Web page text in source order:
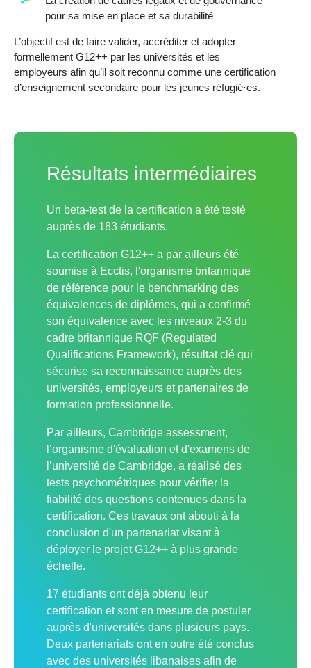
pour sa mise en place et sa durabilité
L’objectif est de faire valider, accréditer et adopter
formellement G12++ par les universités et les
employeurs afin qu’il soit reconnu comme une certification
d’enseignement secondaire pour les jeunes réfugié·es.
Résultats intermédiaires
Un beta-test de la certification a été testé
auprès de 183 étudiants.
La certification G12++ a par ailleurs été
soumise à Ecctis, l'organisme britannique
de référence pour le benchmarking des
équivalences de diplômes, qui a confirmé
son équivalence avec les niveaux 2-3 du
cadre britannique RQF (Regulated
Qualifications Framework), résultat clé qui
sécurise sa reconnaissance auprès des
universités, employeurs et partenaires de
formation professionnelle.
Par ailleurs, Cambridge assessment,
l’organisme d'évaluation et d'examens de
l’université de Cambridge, a réalisé des
tests psychométriques pour vérifier la
fiabilité des questions contenues dans la
certification. Ces travaux ont abouti à la
conclusion d'un partenariat visant à
déployer le projet G12++ à plus grande
échelle.
17 étudiants ont déjà obtenu leur
certification et sont en mesure de postuler
auprès d'universités dans plusieurs pays.
Deux partenariats ont en outre été conclus
avec des universités libanaises afin de